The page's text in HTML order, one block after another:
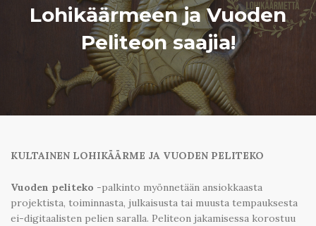
Lohikäärmeen ja Vuoden
Peliteon saajia!
KULTAINEN LOHIKÄÄRME JA VUODEN PELITEKO
Vuoden peliteko -palkinto myönnetään ansiokkaasta
projektista, toiminnasta, julkaisusta tai muusta tempauksesta
ei-digitaalisten pelien saralla. Peliteon jakamisessa korostuu